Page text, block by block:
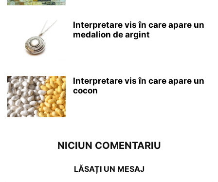
Interpretare vis în care apare un
medalion de argint
Interpretare vis în care apare un
cocon
NICIUN COMENTARIU
LĂSAȚI UN MESAJ